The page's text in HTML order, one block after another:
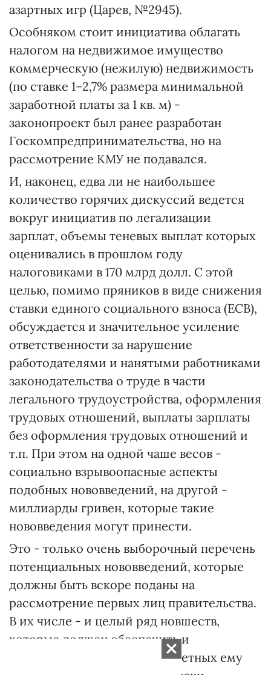
азартных игр (Царев, №2945).
Особняком стоит инициатива облагать
налогом на недвижимое имущество
коммерческую (нежилую) недвижимость
(по ставке 1–2,7% размера минимальной
заработной платы за 1 кв. м) -
законопроект был ранее разработан
Госкомпредпринимательства, но на
рассмотрение КМУ не подавался.
И, наконец, едва ли не наибольшее
количество горячих дискуссий ведется
вокруг инициатив по легализации
зарплат, объемы теневых выплат которых
оценивались в прошлом году
налоговиками в 170 млрд долл. С этой
целью, помимо пряников в виде снижения
ставки единого социального взноса (ЕСВ),
обсуждается и значительное усиление
ответственности за нарушение
работодателями и нанятыми работниками
законодательства о труде в части
легального трудоустройства, оформления
трудовых отношений, выплаты зарплаты
без оформления трудовых отношений и
т.п. При этом на одной чаше весов -
социально взрывоопасные аспекты
подобных нововведений, на другой -
миллиарды гривен, которые такие
нововведения могут принести.
Это - только очень выборочный перечень
потенциальных нововведений, которые
должны быть вскоре поданы на
рассмотрение первых лиц правительства.
В их числе - и целый ряд новшеств,
которые должен обеспечить и
Национальный банк в подотчетных ему